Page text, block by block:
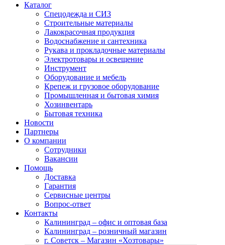
Каталог
Спецодежда и СИЗ
Строительные материалы
Лакокрасочная продукция
Водоснабжение и сантехника
Рукава и прокладочные материалы
Электротовары и освещение
Инструмент
Оборудование и мебель
Крепеж и грузовое оборудование
Промышленная и бытовая химия
Хозинвентарь
Бытовая техника
Новости
Партнеры
О компании
Сотрудники
Вакансии
Помощь
Доставка
Гарантия
Сервисные центры
Вопрос-ответ
Контакты
Калининград – офис и оптовая база
Калининград – розничный магазин
г. Советск – Магазин «Хозтовары»